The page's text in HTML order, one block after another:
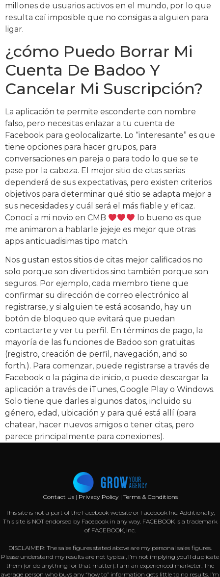
millones de usuarios activos en el mundo, por lo que
resulta caí imposible que no consigas a alguien para
ligar.
¿cómo Puedo Borrar Mi
Cuenta De Badoo Y
Cancelar Mi Suscripción?
La aplicación te permite esconderte con nombre
falso, pero necesitas enlazar a tu cuenta de
Facebook para geolocalizarte. Lo “interesante” es que
tiene opciones para hacer grupos, para
conversaciones en pareja o para todo lo que se te
pase por la cabeza. El mejor sitio de citas serias
dependerá de sus expectativas, pero existen criterios
objetivos para determinar qué sitio se adapta mejor a
sus necesidades y cuál será el más fiable y eficaz.
Conocí a mi novio en CMB
lo bueno es que
me animaron a hablarle jejeje es mejor que otras
apps anticuadisimas tipo match.
Nos gustan estos sitios de citas mejor calificados no
solo porque son divertidos sino también porque son
seguros. Por ejemplo, cada miembro tiene que
confirmar su dirección de correo electrónico al
registrarse, y si alguien te está acosando, hay un
botón de bloqueo que evitará que puedan
contactarte y ver tu perfil. En términos de pago, la
mayoría de las funciones de Badoo son gratuitas
(registro, creación de perfil, navegación, and so
forth.). Para comenzar, puede registrarse a través de
Facebook o la página de inicio, o puede descargar la
aplicación a través de iTunes, Google Play o Windows.
Solo tiene que darles algunos datos, incluido su
género, edad, ubicación y para qué está allí (para
chatear, hacer nuevos amigos o tener citas, pero
parece principalmente para conexiones).
Contact Us | Privacy Policy| Terms & Conditions
This site is not a part of the Facebook website or Facebook Inc. Additionally,
This site is NOT endorsed by Facebook in any way. FACEBOOK is a trademark
of FACEBOOK, Inc.
DISCLAIMER: The sales figures stated above are my personal sales figures.
Please understand my results are not typical, I’m not implying you’ll duplicate
them (or do anything for that matter). I am an experienced marketer. The
average person who buys any “how to” information gets little to no results. I’m